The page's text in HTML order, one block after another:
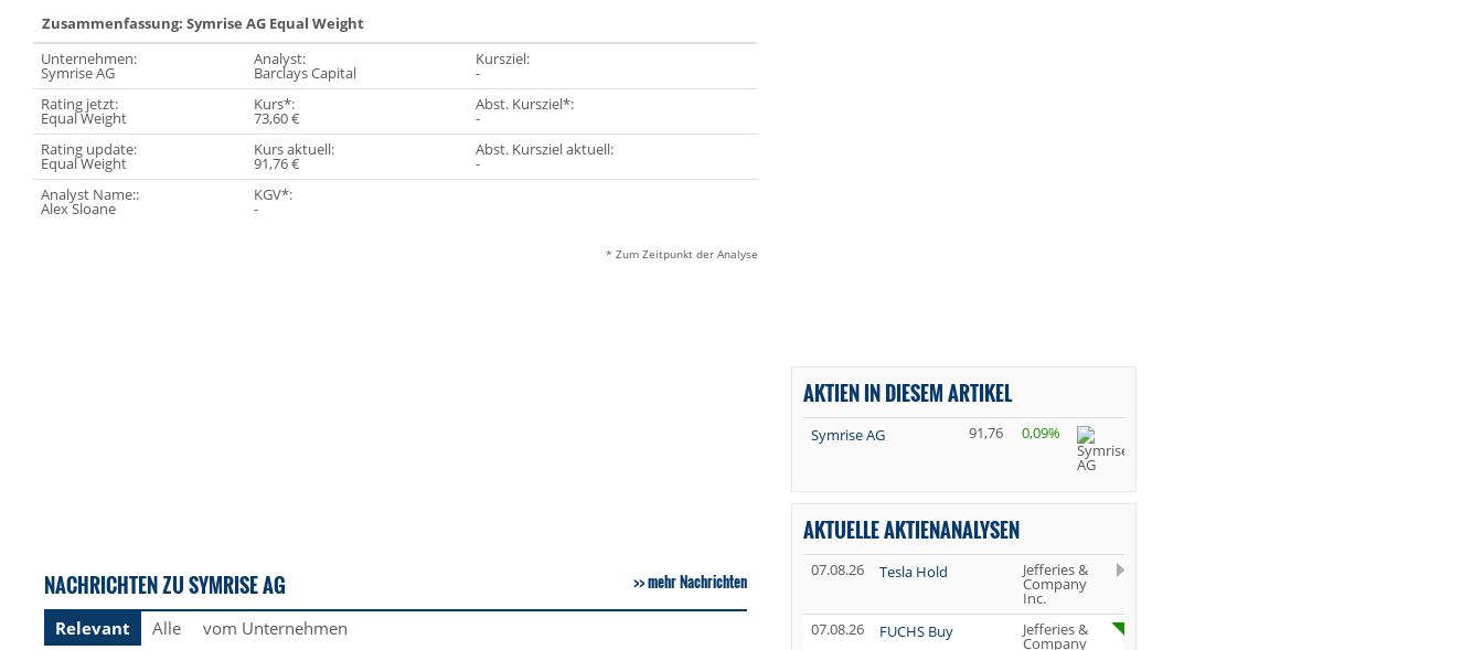
Zusammenfassung: Symrise AG Equal Weight
Unternehmen:
Symrise AG
Analyst:
Barclays Capital
Kursziel:
-
Rating jetzt:
Equal Weight
Kurs*:
73,60 €
Abst. Kursziel*:
-
Rating update:
Equal Weight
Kurs aktuell:
91,76 €
Abst. Kursziel aktuell:
-
Analyst Name::
Alex Sloane
KGV*:
-
* Zum Zeitpunkt der Analyse
NACHRICHTEN ZU SYMRISE AG mehr Nachrichten
Relevant Alle vom Unternehmen
AKTIEN IN DIESEM ARTIKEL
Symrise AG 91,76 0,09%
AKTUELLE AKTIENANALYSEN
07.08.26 Tesla Hold Jefferies &
Company
Inc.
07.08.26
FUCHS Buy Jefferies &
Company